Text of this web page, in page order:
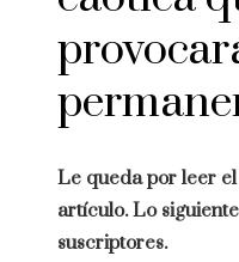
Le queda por leer el
artículo. Lo
suscriptores.